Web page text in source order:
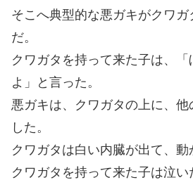
そこへ典型的な悪ガキがクワ
だ。
クワガタを持って来た子は、
よ」と言った。
悪ガキは、クワガタの上に、他
した。
クワガタは白い内臓が出て、動
クワガタを持って来た子は泣い